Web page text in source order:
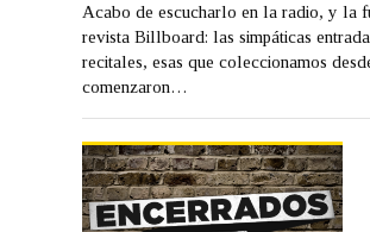
Acabo de escucharlo en la radio, y la
revista Billboard: las simpáticas
recitales, esas que coleccionamos
comenzaron…